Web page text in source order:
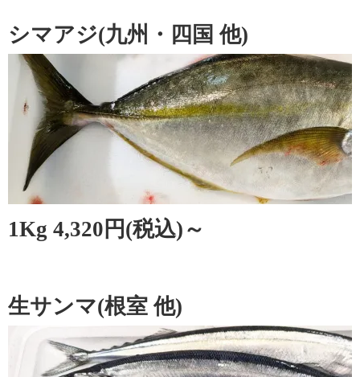
シマアジ(九州・四国 他)
1Kg 4,320円(税込)～
生サンマ(根室 他)